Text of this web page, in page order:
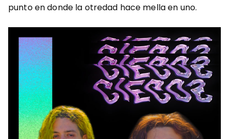
punto en donde la otredad hace mella en uno.